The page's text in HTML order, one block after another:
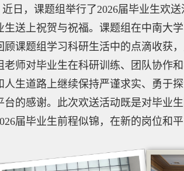
近日，课题组举行了2026届毕业生欢
生送上祝贺与祝福。课题组在中南大
顾课题组学习科研生活中的点滴收获
老师对毕业生在科研训练、团队协作
人生道路上继续保持严谨求实、勇于
台的感谢。此次欢送活动既是对毕业
届毕业生前程似锦，在新的岗位和